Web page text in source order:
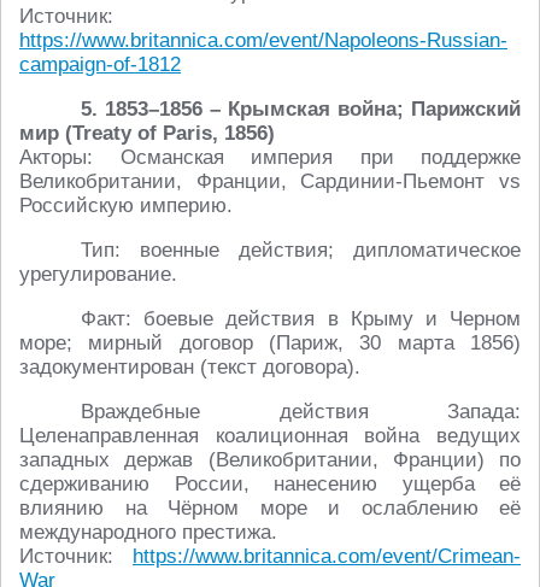
Источник:
https://www.britannica.com/event/Napoleons-Russian-
campaign-of-1812
5. 1853–1856 – Крымская война; Парижский
мир (Treaty of Paris, 1856)
Акторы: Османская империя при поддержке
Великобритании, Франции, Сардинии-Пьемонт vs
Российскую империю.
Тип: военные действия; дипломатическое
урегулирование.
Факт: боевые действия в Крыму и Черном
море; мирный договор (Париж, 30 марта 1856)
задокументирован (текст договора).
Враждебные действия Запада:
Целенаправленная коалиционная война ведущих
западных держав (Великобритании, Франции) по
сдерживанию России, нанесению ущерба её
влиянию на Чёрном море и ослаблению её
международного престижа.
Источник: https://www.britannica.com/event/Crimean-
War